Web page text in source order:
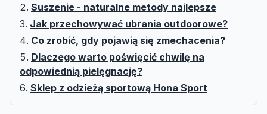
Suszenie - naturalne metody najlepsze
Jak przechowywać ubrania outdoorowe?
Co zrobić, gdy pojawią się zmechacenia?
Dlaczego warto poświęcić chwilę na
odpowiednią pielęgnację?
Sklep z odzieżą sportową Hona Sport